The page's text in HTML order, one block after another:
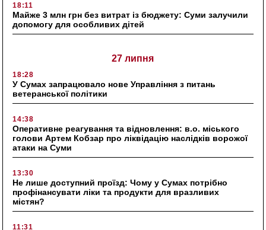
18:11
Майже 3 млн грн без витрат із бюджету: Суми залучили
допомогу для особливих дітей
27 липня
18:28
У Сумах запрацювало нове Управління з питань
ветеранської політики
14:38
Оперативне реагування та відновлення: в.о. міського
голови Артем Кобзар про ліквідацію наслідків ворожої
атаки на Суми
13:30
Не лише доступний проїзд: Чому у Сумах потрібно
профінансувати ліки та продукти для вразливих
містян?
11:31